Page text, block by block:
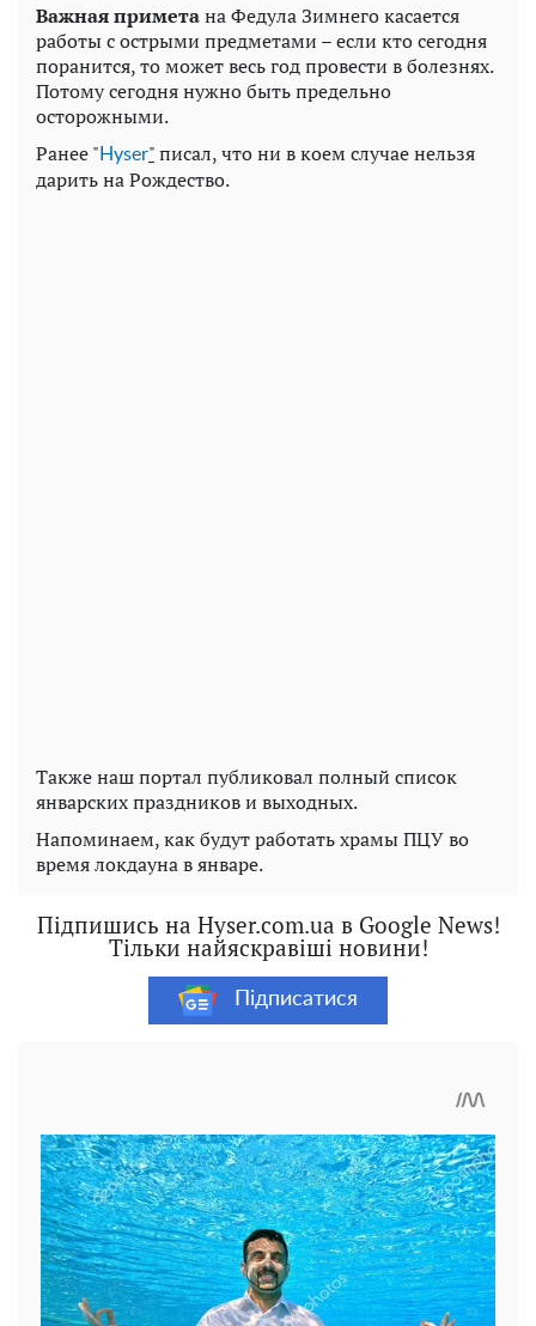
Важная приметана Федула Зимнего касается
работы с острыми предметами – если кто сегодня
поранится, то может весь год провести в болезнях.
Потому сегодня нужно быть предельно
осторожными.
Ранее " Нyser"писал, что ни в коем случае нельзя
дарить на Рождество.
Также наш портал публиковал полный список
январских праздников и выходных.
Напоминаем, как будут работать храмы ПЦУ во
время локдауна в январе.
Підпишись на Hyser.com.ua в Google News!
Тільки найяскравіші новини!
Підписатися